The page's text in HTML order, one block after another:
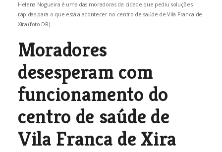
Helena Nogueira é uma das moradoras da cidade que pediu soluções
rápidas para o que está a acontecer no centro de saúde de Vila Franca de
Xira (foto DR)
Moradores
desesperam com
funcionamento do
centro de saúde de
Vila Franca de Xira